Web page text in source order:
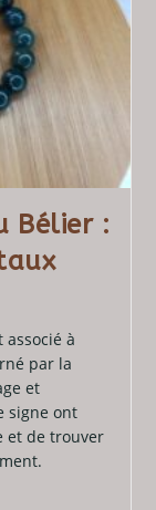
Bélier :
à
par la
et
signe ont
et de trouver